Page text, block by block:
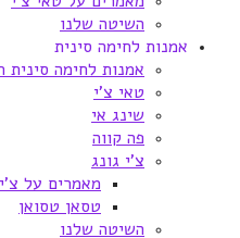
השיטה שלנו
אמנות לחימה סינית
אמנות לחימה סינית
טאי צ'י
שינג אי
פה קווה
צ'י גונג
מאמרים על
טסאן טסואן
השיטה שלנו